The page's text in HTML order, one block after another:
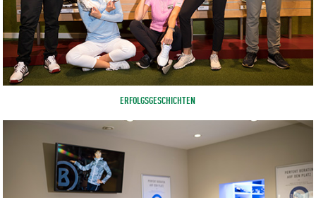
ERFOLGSGESCHICHTEN